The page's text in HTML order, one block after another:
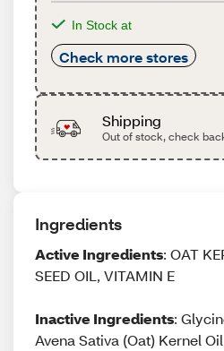
In Stock at
Check more stores
Shipping
Out of stock, check
Ingredients
Active Ingredients: OAT
SEED OIL, VITAMIN E
Inactive Ingredients:
Avena Sativa (Oat) Kernel